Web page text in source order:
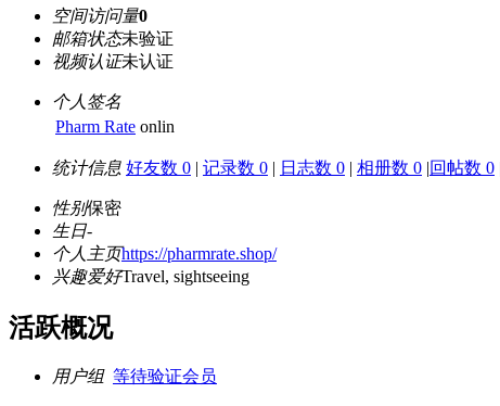
空间访问量0
邮箱状态未验证
视频认证未认证
个人签名
Pharm Rate onlin
统计信息 好友数 0 | 记录数 0 | 日志数 0 | 相册数 0 |回帖数 0
性别保密
生日-
个人主页https://pharmrate.shop/
兴趣爱好Travel, sightseeing
活跃概况
用户组 等待验证会员